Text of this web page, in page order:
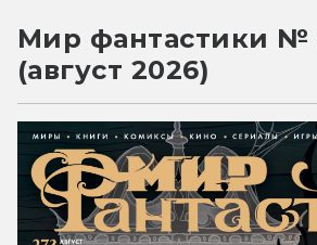
Мир фантастики №
(август 2026)